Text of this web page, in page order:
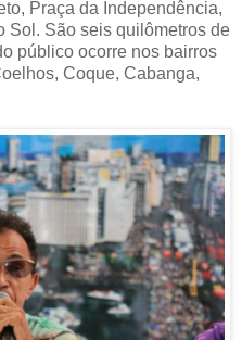
Praça da Independência,
Sol. São seis quilômetros de
público ocorre nos bairros
Coque, Cabanga,